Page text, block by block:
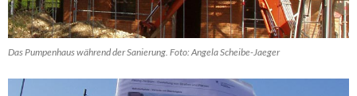
Das Pumpenhaus während der Sanierung. Foto: Angela Scheibe-Jaeger